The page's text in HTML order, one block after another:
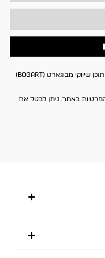
אני מאשר/ת קבלת דיוור פרסומי ותוכן שיווקי מבוגארט (BOGART)
באתר. ניתן לבטל את